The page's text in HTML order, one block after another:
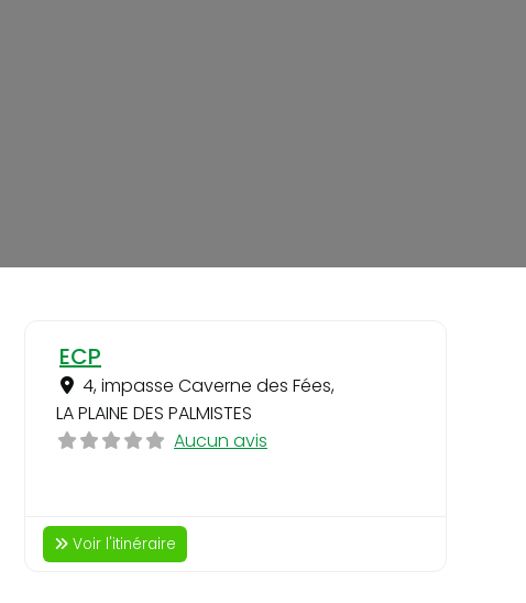
ECP
4, impasse Caverne des Fées,
LA PLAINE DES PALMISTES
Aucun avis
Voir l'itinéraire